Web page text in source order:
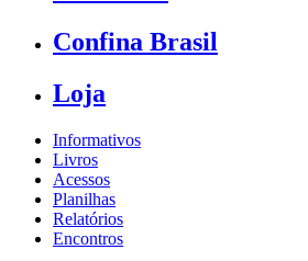
Confina Brasil
Loja
Informativos
Livros
Acessos
Planilhas
Relatórios
Encontros